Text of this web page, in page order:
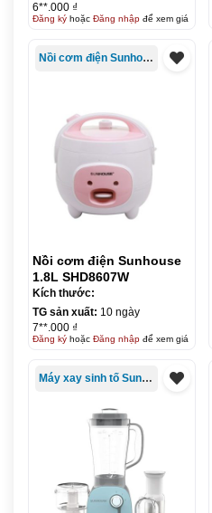
6**.000 ₫
Đăng kýhoặc Đăng nhậpđể xem giá
Nồi cơm điện Sunhouse
Nồi cơm điện Sunhouse
1.8L SHD8607W
Kích thước:
TG sản xuất: 10 ngày
7**.000 ₫
Đăng kýhoặc Đăng nhậpđể xem giá
Máy xay sinh tố Sunhouse